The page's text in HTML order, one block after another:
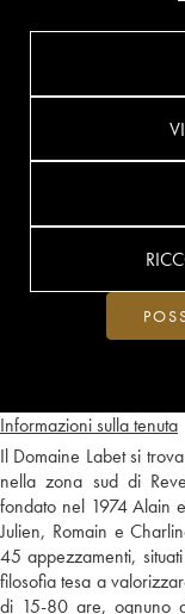
Informazioni sulla tenuta
Il Domaine Labet si
nella zona sud di
fondato nel 1974 Alain
Julien, Romain e
45 appezzamenti,
filosofia tesa a
di 15-80 are, ognuno